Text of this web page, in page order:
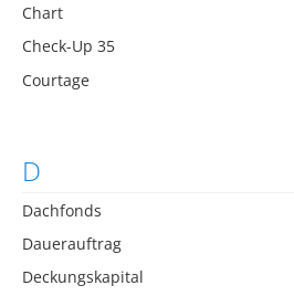
Chart
Check-Up 35
Courtage
D
Dachfonds
Dauerauftrag
Deckungskapital